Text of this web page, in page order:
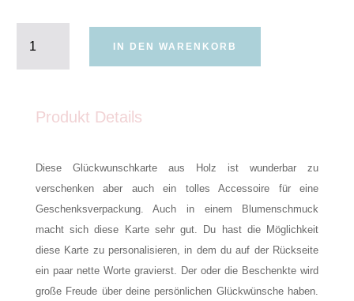
HO
HO
IN DEN WARENKORB
Produkt Details
Diese Glückwunschkarte aus Holz ist wunderbar zu
verschenken aber auch ein tolles Accessoire für eine
Geschenksverpackung. Auch in einem Blumenschmuck
macht sich diese Karte sehr gut. Du hast die Möglichkeit
diese Karte zu personalisieren, in dem du auf der Rückseite
ein paar nette Worte gravierst. Der oder die Beschenkte wird
große Freude über deine persönlichen Glückwünsche haben.